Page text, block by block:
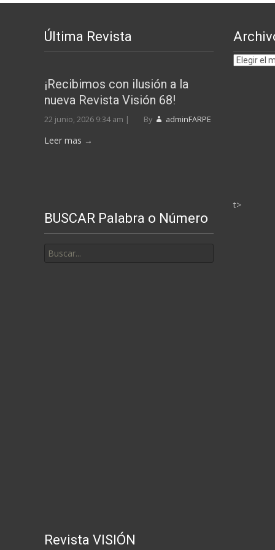
Última Revista
¡Recibimos con ilusión a la
nueva Revista Visión 68!
22 junio, 2026 9:34 am | By adminFARPE
Leer mas →
Archivos
BUSCAR Palabra o Número
por:
t>
Revista VISIÓN